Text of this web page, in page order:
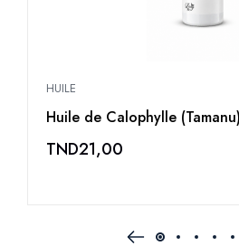
HUILE
Huile de Calophylle (Tamanu)
TND21,00